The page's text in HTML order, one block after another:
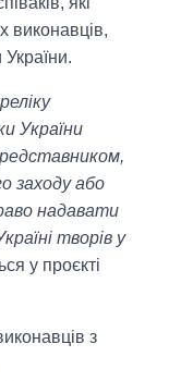
виконавців,
України.
України
заходу або
надавати
творів у
у проєкті
з